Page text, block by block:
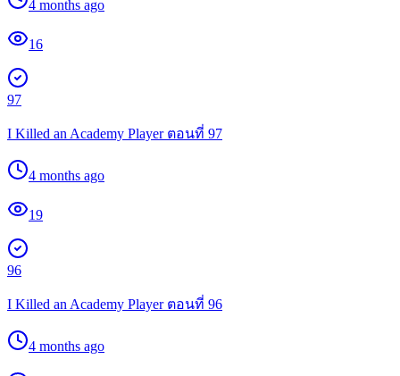
4 months ago
16
97
I Killed an Academy Player ตอนที่ 97
4 months ago
19
96
I Killed an Academy Player ตอนที่ 96
4 months ago